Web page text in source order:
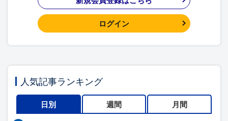
ログイン
人気記事ランキング
日別 週間 月間